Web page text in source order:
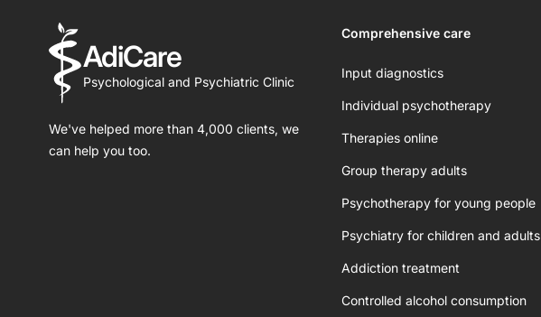
AdiCare
Psychological and Psychiatric Clinic
We've helped more than 4,000 clients, we
can help you too.
Comprehensive care
Input diagnostics
Individual psychotherapy
Therapies online
Group therapy adults
Psychotherapy for young people
Psychiatry for children and adults
Addiction treatment
Controlled alcohol consumption